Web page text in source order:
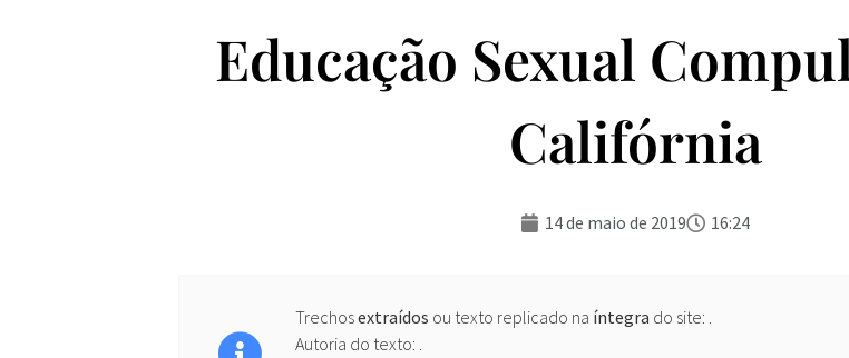
Educação Sexual
Califórnia
14 de maio de 2019 16:24
Trechosextraídos ou texto replicado na íntegra do site: .
Autoria do texto: .